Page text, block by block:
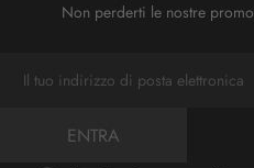
Non perderti le nostre
ENTRA